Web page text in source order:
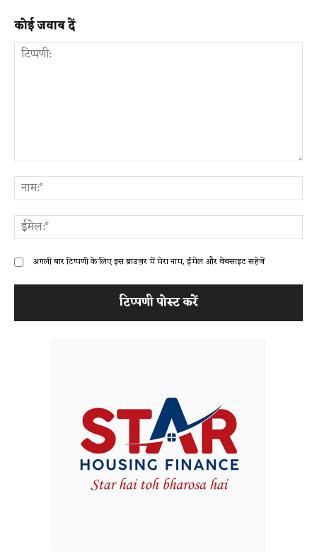
कोई जवाब दें
अगली बार टिप्पणी के लिए इस ब्राउज़र में मेरा नाम, ईमेल और वेबसाइट सहेजें